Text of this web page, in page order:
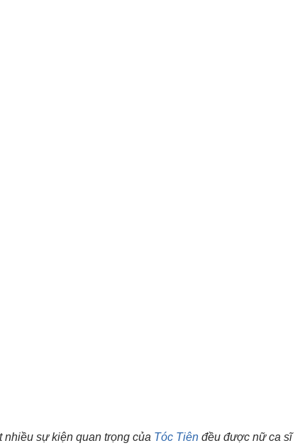
sự kiện quan trọng của Tóc Tiên đều được nữ ca sĩ